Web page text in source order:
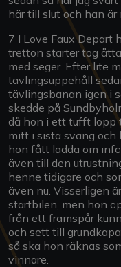
här till slut och han
7 I Love Faux Depart
tretton starter tog
med seger. Efter lite
tävlingsuppehåll
tävlingsbanan igen i
skedde på
då hon i ett tufft lopp
mitt i sista sväng och
hon fått ladda om
även till den
henne tidigare och
även nu. Visserligen
startbilen, men hon
från ett framspår
och sett till
så ska hon räknas
vinnare.